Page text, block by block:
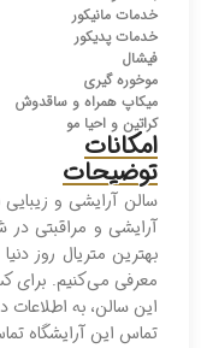
خدمات مانیکور
خدمات پدیکور
فیشال
موخوره گیری
میکاپ همراه و ساقدوش
کراتین و احیا مو
امکانات
توضیحات
سالن آرایشی و زیبایی
آرایشی و مراقبتی
بهترین متریال روز
معرفی می‌کنیم. برای
این سالن، به
تماس این آرایشگاه